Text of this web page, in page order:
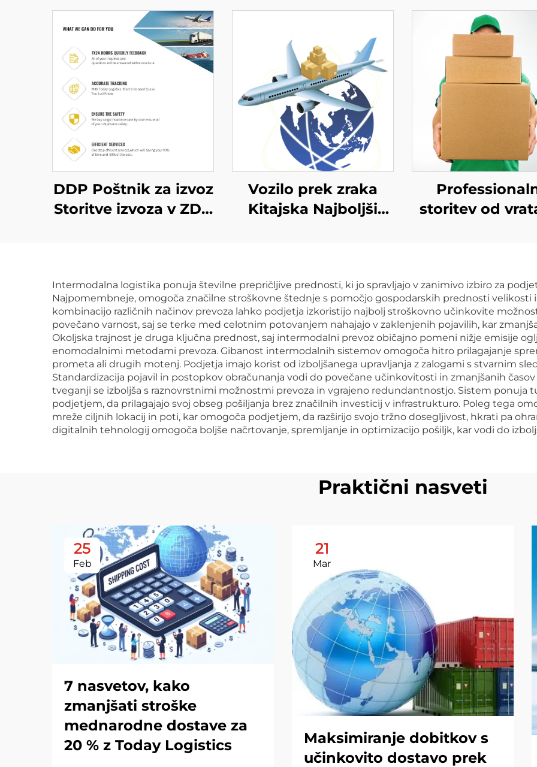
DDP Poštnik za izvoz
Storitve izvoza v ZDA
vrata v vrata
Vozilo prek zraka
Kitajska Najboljši
kraljestvo Nemčija
Poštnik za izvoz iz
vrata v vrata
storitev od
logistične
povsemirni
poštna
Intermodalna logistika ponuja številne prepričljive prednosti, ki jo spravljajo v zanimivo izbiro za
Najpomembneje, omogoča značilne stroškovne štednje s pomočjo gospodarskih prednosti velikosti
kombinacijo različnih načinov prevoza lahko podjetja izkoristijo najbolj stroškovno učinkovite
povečano varnost, saj se terke med celotnim potovanjem nahajajo v zaklenjenih pojavilih, kar
Okoljska trajnost je druga ključna prednost, saj intermodalni prevoz običajno pomeni nižje emisije
enomodalnimi metodami prevoza. Gibanost intermodalnih sistemov omogoča hitro prilagajanje
prometa ali drugih motenj. Podjetja imajo korist od izboljšanega upravljanja z zalogami s stvarnim
Standardizacija pojavil in postopkov obračunanja vodi do povečane učinkovitosti in zmanjšanih časov
tveganji se izboljša s raznovrstnimi možnostmi prevoza in vgrajeno redundantnostjo. Sistem ponuja
podjetjem, da prilagajajo svoj obseg pošiljanja brez značilnih investicij v infrastrukturo. Poleg tega
mreže ciljnih lokacij in poti, kar omogoča podjetjem, da razširijo svojo tržno dosegljivost, hkrati pa
digitalnih tehnologij omogoča boljše načrtovanje, spremljanje in optimizacijo pošiljk, kar vodi do
Praktični nasveti
25
Feb
7 nasvetov, kako
zmanjšati stroške
mednarodne dostave za
20 % z Today Logistics
21
Mar
Maksimiranje dobitkov s
učinkovito dostavo prek